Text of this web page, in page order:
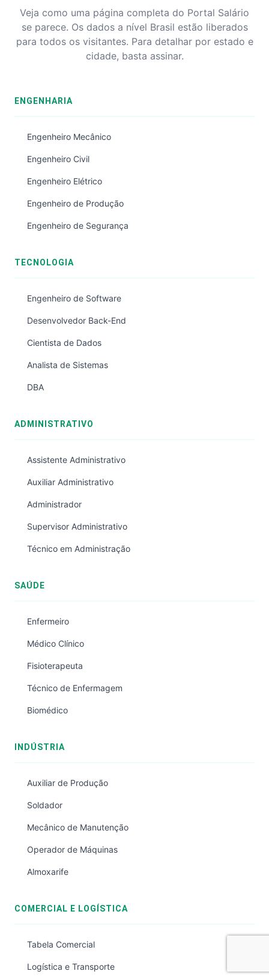
Veja como uma página completa do Portal Salário
se parece. Os dados a nível Brasil estão liberados
para todos os visitantes. Para detalhar por estado e
cidade, basta assinar.
ENGENHARIA
Engenheiro Mecânico
Engenheiro Civil
Engenheiro Elétrico
Engenheiro de Produção
Engenheiro de Segurança
TECNOLOGIA
Engenheiro de Software
Desenvolvedor Back-End
Cientista de Dados
Analista de Sistemas
DBA
ADMINISTRATIVO
Assistente Administrativo
Auxiliar Administrativo
Administrador
Supervisor Administrativo
Técnico em Administração
SAÚDE
Enfermeiro
Médico Clínico
Fisioterapeuta
Técnico de Enfermagem
Biomédico
INDÚSTRIA
Auxiliar de Produção
Soldador
Mecânico de Manutenção
Operador de Máquinas
Almoxarife
COMERCIAL E LOGÍSTICA
Tabela Comercial
Logística e Transporte